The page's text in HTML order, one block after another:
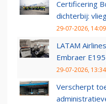
Certificering
dichterbij:
29-07-2026, 14:09
LATAM
Embraer
29-07-2026, 13:34
Verscherpt